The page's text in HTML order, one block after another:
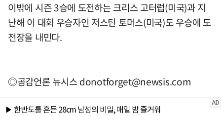
이밖에 시즌 3승에 도전하는 크리스 고터럽(미국)과 지
난해 이 대회 우승자인 저스틴 토머스(미국)도 우승에 도
전장을 내민다.
◎공감언론 뉴시스donotforget@newsis.com